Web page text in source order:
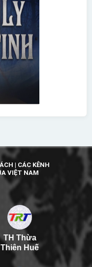
| CÁC KÊNH
VIỆT NAM
TH Thừa
Thiên Huế